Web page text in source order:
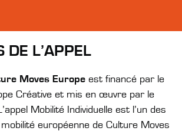
DE L’APPEL
Moves Europe est financé par le
Créative et mis en œuvre par le
Mobilité Individuelle est l’un des
européenne de Culture Moves